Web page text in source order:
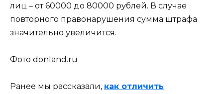
лиц – от 60000 до 80000 рублей. В случае
повторного правонарушения сумма штрафа
значительно увеличится.
Фото donland.ru
Ранее мы рассказали, как отличить